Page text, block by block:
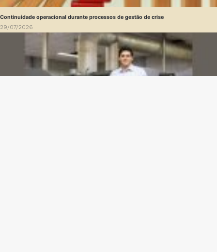
Continuidade operacional durante processos de gestão de crise
29/07/2026